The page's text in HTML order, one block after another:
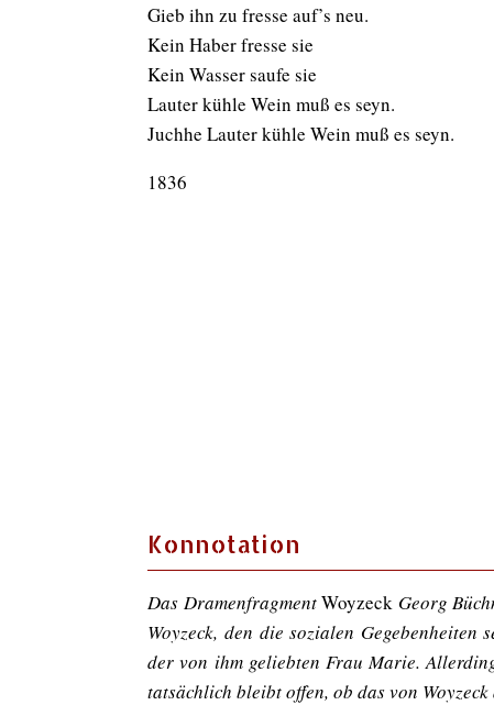
Gieb ihn zu fresse auf’s neu.
Kein Haber fresse sie
Kein Wasser saufe sie
Lauter kühle Wein muß es seyn.
Juchhe Lauter kühle Wein muß es seyn.
1836
Konnotation
Das DramenfragmentWoyzeck Georg
Woyzeck, den die sozialen
der von ihm geliebten Frau Marie.
tatsächlich bleibt offen, ob das von